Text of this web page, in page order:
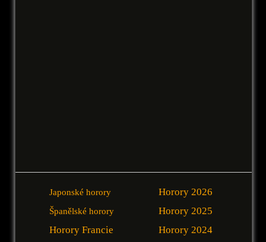
Japonské horory
Španělské horory
Horory Francie
Horory 2026
Horory 2025
Horory 2024